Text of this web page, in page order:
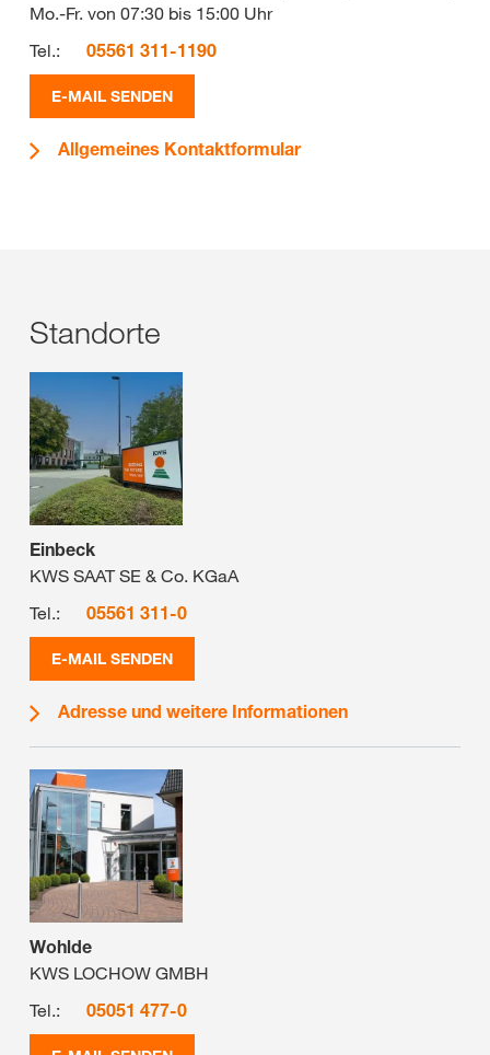
Mo.-Fr. von 07:30 bis 15:00 Uhr
Tel.:
05561 311-1190
E-MAIL SENDEN
Allgemeines Kontaktformular
Standorte
Einbeck
KWS SAAT SE & Co. KGaA
Tel.:
05561 311-0
E-MAIL SENDEN
Adresse und weitere Informationen
Wohlde
KWS LOCHOW GMBH
Tel.:
05051 477-0